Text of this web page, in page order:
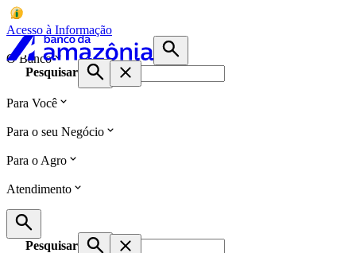
Acesso à Informação
O Banco
Pesquisar
Para Você
Para o seu Negócio
Para o Agro
Atendimento
Pesquisar